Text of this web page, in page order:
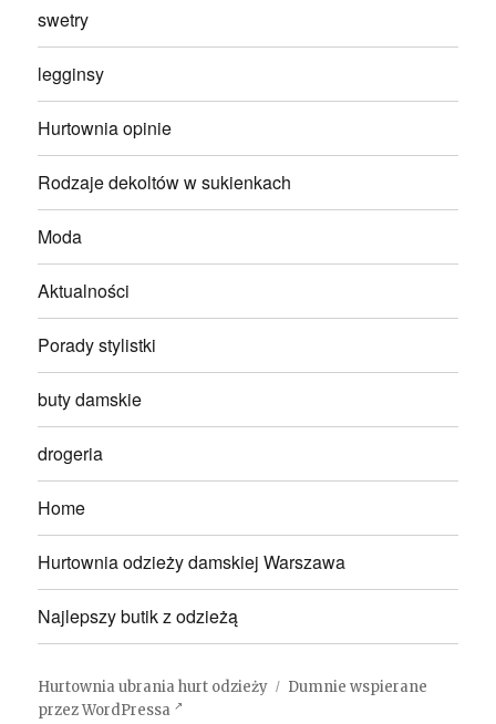
swetry
legginsy
Hurtownia opinie
Rodzaje dekoltów w sukienkach
Moda
Aktualności
Porady stylistki
buty damskie
drogeria
Home
Hurtownia odzieży damskiej Warszawa
Najlepszy butik z odzieżą
Hurtownia ubrania hurt odzieży
Dumnie wspierane
przez WordPressa